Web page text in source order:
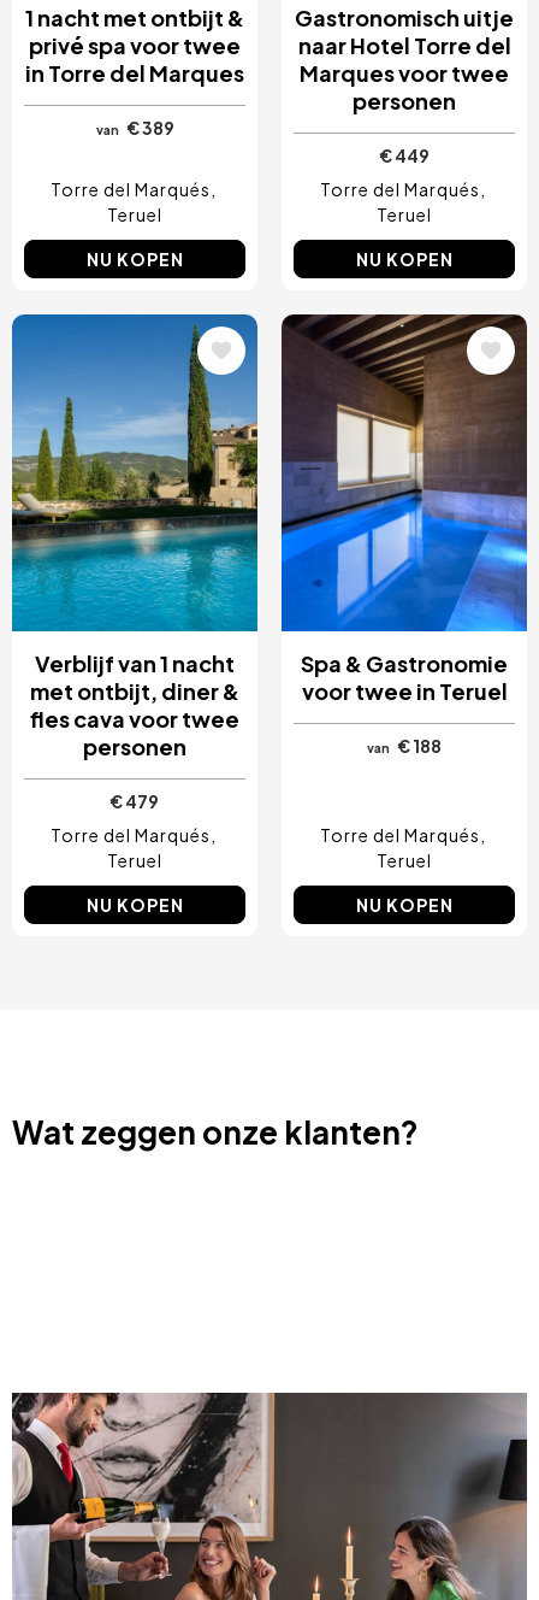
1 nacht met ontbijt &
privé spa voor twee
in Torre del Marques
van € 389
Torre del Marqués
Teruel
NU KOPEN
Gastronomisch uitje
naar Hotel Torre del
Marques voor twee
personen
€ 449
Torre del Marqués
Teruel
NU KOPEN
Verblijf van 1 nacht
met ontbijt, diner &
fles cava voor twee
personen
€ 479
Torre del Marqués
Teruel
NU KOPEN
Afbeelding
Spa & Gastronomie
voor twee in Teruel
van € 188
Torre del Marqués
Teruel
NU KOPEN
Wat zeggen onze klanten?